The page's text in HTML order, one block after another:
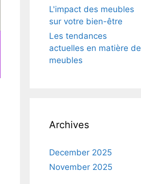
L'impact des meubles
sur votre bien-être
Les tendances
actuelles en matière de
meubles
Archives
December 2025
November 2025